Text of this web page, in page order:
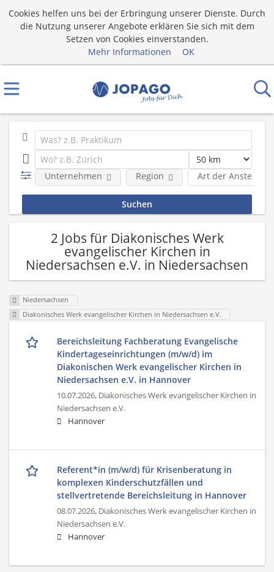
Cookies helfen uns bei der Erbringung unserer Dienste. Durch
die Nutzung unserer Angebote erklären Sie sich mit dem
Setzen von Cookies einverstanden.
Mehr Informationen
OK
Art der Anstellung
Unternehmen Region
2 Jobs für Diakonisches Werk
evangelischer Kirchen in
Niedersachsen e.V. in Niedersachsen
Niedersachsen
Diakonisches Werk evangelischer Kirchen in Niedersachsen e.V.
Bereichsleitung Fachberatung Evangelische
Kindertageseinrichtungen (m/w/d) im
Diakonischen Werk evangelischer Kirchen in
Niedersachsen e.V. in Hannover
10.07.2026, Diakonisches Werk evangelischer Kirchen in
Niedersachsen e.V.
Hannover
Referent*in (m/w/d) für Krisenberatung in
komplexen Kinderschutzfällen und
stellvertretende Bereichsleitung in Hannover
08.07.2026, Diakonisches Werk evangelischer Kirchen in
Niedersachsen e.V.
Hannover